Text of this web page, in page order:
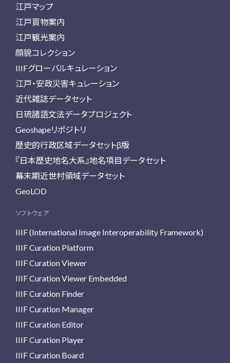
江戸マップ
江戸買物案内
江戸観光案内
顔貌コレクション
IIIFグローバルキュレーション
江戸・安政災害キュレーション
近代雑誌データセット
日琉諸語文法データプロジェクト
Geoshapeリポジトリ
歴史的行政区域データセットβ版
『日本歴史地名大系』地名項目データセット
幕末期近世村領域データセット
GeoLOD
ソフトウェア
IIIF (International Image Interoperability Framework)
IIIF Curation Platform
IIIF Curation Viewer
IIIF Curation Viewer Embedded
IIIF Curation Finder
IIIF Curation Manager
IIIF Curation Editor
IIIF Curation Player
IIIF Curation Board